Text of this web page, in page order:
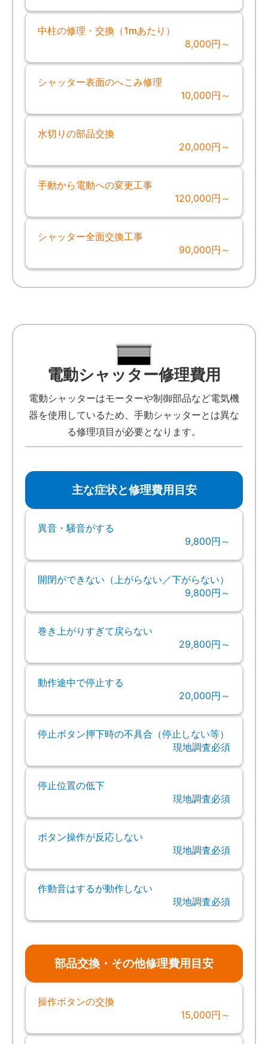
中柱の修理・交換（1mあたり）
8,000円～
シャッター表面のへこみ修理
10,000円～
水切りの部品交換
20,000円～
手動から電動への変更工事
120,000円～
シャッター全面交換工事
90,000円～
電動シャッター修理費用
電動シャッターはモーターや制御部品など電気機
器を使用しているため、手動シャッターとは異な
る修理項目が必要となります。
主な症状と修理費用目安
異音・騒音がする
9,800円～
開閉ができない（上がらない／下がらない）
9,800円～
巻き上がりすぎて戻らない
29,800円～
動作途中で停止する
20,000円～
停止ボタン押下時の不具合（停止しない等）
現地調査必須
停止位置の低下
現地調査必須
ボタン操作が反応しない
現地調査必須
作動音はするが動作しない
現地調査必須
部品交換・その他修理費用目安
操作ボタンの交換
15,000円～